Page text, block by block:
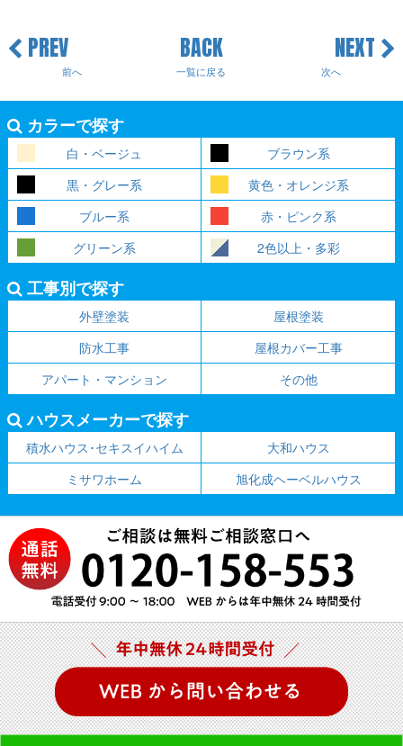
PREV
前へ
BACK
一覧に戻る
NEXT
次へ
カラーで探す
白・ベージュ
ブラウン系
黒・グレー系
黄色・オレンジ系
ブルー系
赤・ピンク系
グリーン系
2色以上・多彩
工事別で探す
外壁塗装
屋根塗装
防水工事
屋根カバー工事
アパート・マンション
その他
ハウスメーカーで探す
積水ハウス･セキスイハイム
大和ハウス
ミサワホーム
旭化成ヘーベルハウス